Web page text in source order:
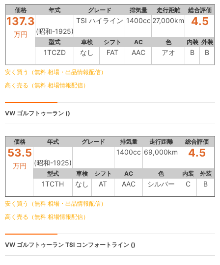
価格 年式 グレード 排気量 走行距離 総合評価
137.3
万円 (昭和-1925)
TSI ハイライン 1400cc 27,000km 4.5
型式 車検 シフト AC 色 内装 外装
1TCZD なし FAT AAC アオ B B
安く買う（無料 相場・出品情報配信）
高く売る（無料 相場情報配信）
VW ゴルフトゥーラン ()
価格 年式 グレード 排気量 走行距離 総合評価
53.5
万円 (昭和-1925)
1400cc 69,000km 4.5
型式 車検 シフト AC 色 内装 外装
1TCTH なし AT AAC シルバー C B
安く買う（無料 相場・出品情報配信）
高く売る（無料 相場情報配信）
VW ゴルフトゥーラン TSI コンフォートライン ()